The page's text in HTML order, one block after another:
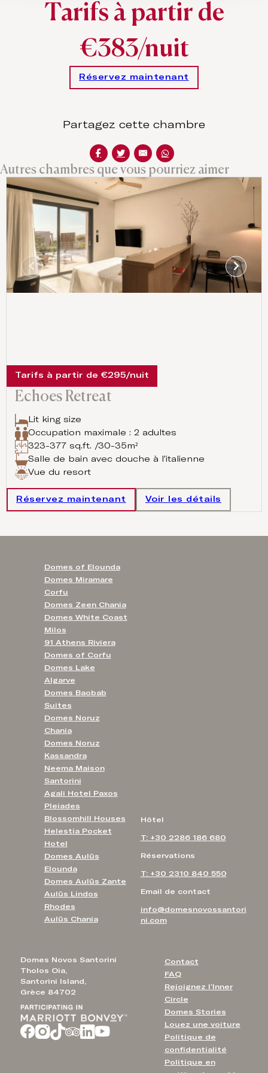
Tarifs à partir de
€383/nuit
Réservez maintenant
Partagez cette chambre
Autres chambres que vous pourriez aimer
Echoes Retreat
Lit king size
Occupation maximale : 2 adultes
323-377 sq.ft. /30-35m²
Salle de bain avec douche à l'italienne
Vue du resort
Tarifs à partir de €295/nuit
Réservez maintenant Voir les détails
Domes Novos Santorini
Tholos Oia,
Santorini Island,
Grèce 84702
Contact
FAQ
Rejoignez l’Inner
Circle
Domes Stories
Louez une voiture
Politique de
confidentialité
Politique en
Hôtel
T: +30 2286 186 680
Réservations
T: +30 2310 840 550
Email de contact
info@domesnovossantori
ni.com
Domes of Elounda
Domes Miramare
Corfu
Domes Zeen Chania
Domes White Coast
Milos
91 Athens Riviera
Domes of Corfu
Domes Lake
Algarve
Domes Baobab
Suites
Domes Noruz
Chania
Domes Noruz
Kassandra
Neema Maison
Santorini
Agali Hotel Paxos
Pleiades
Blossomhill Houses
Helestia Pocket
Hotel
Domes Aulūs
Elounda
Domes Aulūs Zante
Aulūs Lindos
Rhodes
Aulūs Chania